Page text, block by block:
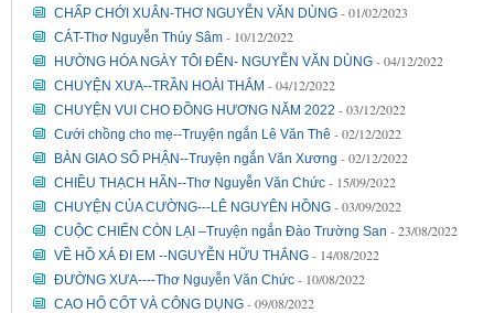
CHẤP CHỚI XUÂN-THƠ NGUYỄN VĂN DÙNG - 01/02/2023
CÁT-Thơ Nguyễn Thúy Sâm - 10/12/2022
HƯỜNG HÓA NGÀY TÔI ĐẾN- NGUYỄN VĂN DÙNG - 04/12/2022
CHUYỆN XƯA--TRẦN HOÀI THẮM - 04/12/2022
CHUYỆN VUI CHO ĐỒNG HƯƠNG NĂM 2022 - 03/12/2022
Cưới chồng cho mẹ--Truyện ngắn Lê Văn Thê - 02/12/2022
BÀN GIAO SỐ PHẬN--Truyện ngắn Văn Xương - 02/12/2022
CHIỀU THẠCH HÃN--Thơ Nguyễn Văn Chức - 15/09/2022
CHUYỆN CỦA CƯỜNG---LÊ NGUYÊN HỒNG - 03/09/2022
CUỘC CHIẾN CÒN LẠI –Truyện ngắn Đào Trường San - 23/08/2022
VỀ HỒ XÁ ĐI EM --NGUYỄN HỮU THẮNG - 14/08/2022
ĐƯỜNG XƯA----Thơ Nguyễn Văn Chức - 10/08/2022
CAO HỔ CỐT VÀ CÔNG DỤNG - 09/08/2022